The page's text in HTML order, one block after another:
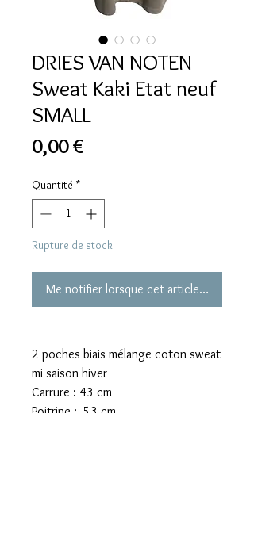
DRIES VAN NOTEN
Sweat Kaki Etat neuf
SMALL
0,00 €
Quantité *
Rupture de stock
Me notifier lorsque cet article est
2 poches biais mélange coton sweat
mi saison hiver
Carrure : 43 cm
Poitrine : 53 cm